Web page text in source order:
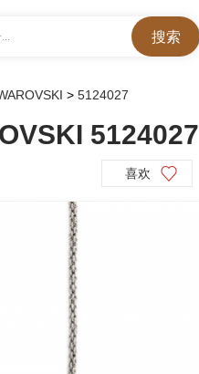
> 5124027
5124027
喜欢